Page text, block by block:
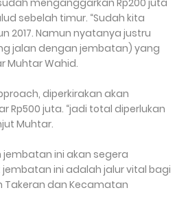
menganggarkan Rp200 juta
sebelah timur. “Sudah kita
2017. Namun nyatanya justru
jalan dengan jembatan) yang
Muhtar Wahid.
diperkirakan akan
Rp500 juta. “jadi total diperlukan
Muhtar.
jembatan ini akan segera
ini adalah jalur vital bagi
dan Kecamatan